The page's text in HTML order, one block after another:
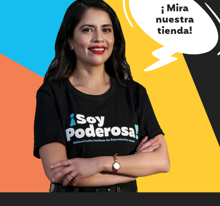
¡ Mira
nuestra
tienda!